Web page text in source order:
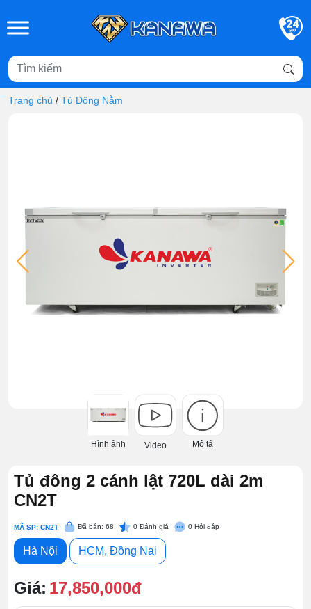
Trang chủ / Tủ Đông Nằm
Hình ảnh Video Mô tả
Tủ đông 2 cánh lật 720L dài 2m
CN2T
MÃ SP: CN2T Đã bán: 68 0 Đánh giá 0 Hỏi đáp
Hà Nội HCM, Đồng Nai
Giá: 17,850,000đ